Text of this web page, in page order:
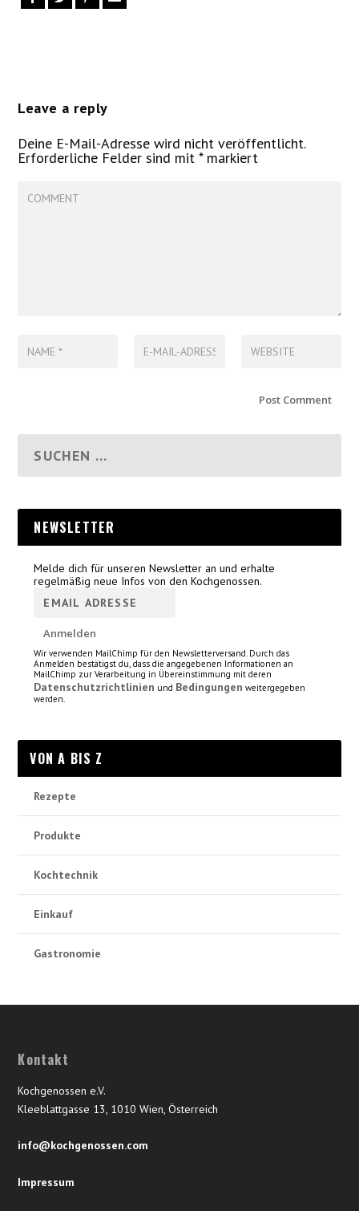
Leave a reply
Deine E-Mail-Adresse wird nicht veröffentlicht.
Erforderliche Felder sind mit*markiert
NEWSLETTER
Melde dich für unseren Newsletter an und erhalte
regelmäßig neue Infos von den Kochgenossen.
Wir verwenden MailChimp für den Newsletterversand. Durch das
Anmelden bestätigst du, dass die angegebenen Informationen an
MailChimp zur Verarbeitung in Übereinstimmung mit deren
Datenschutzrichtlinien und Bedingungen weitergegeben
werden.
VON A BIS Z
Rezepte
Produkte
Kochtechnik
Einkauf
Gastronomie
Kontakt
Kochgenossen e.V.
Kleeblattgasse 13, 1010 Wien, Österreich
info@kochgenossen.com
Impressum